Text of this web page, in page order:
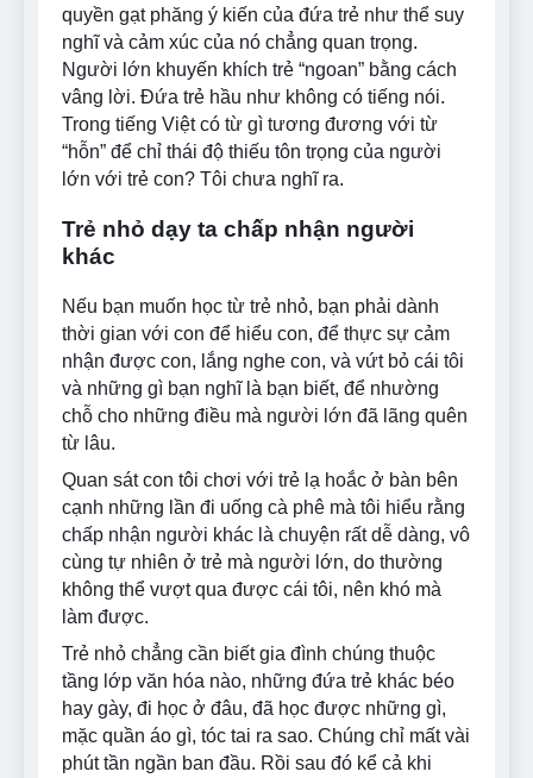
quyền gạt phăng ý kiến của đứa trẻ như thể suy
nghĩ và cảm xúc của nó chẳng quan trọng.
Người lớn khuyến khích trẻ “ngoan” bằng cách
vâng lời. Đứa trẻ hầu như không có tiếng nói.
Trong tiếng Việt có từ gì tương đương với từ
“hỗn” để chỉ thái độ thiếu tôn trọng của người
lớn với trẻ con? Tôi chưa nghĩ ra.
Trẻ nhỏ dạy ta chấp nhận người
khác
Nếu bạn muốn học từ trẻ nhỏ, bạn phải dành
thời gian với con để hiểu con, để thực sự cảm
nhận được con, lắng nghe con, và vứt bỏ cái tôi
và những gì bạn nghĩ là bạn biết, để nhường
chỗ cho những điều mà người lớn đã lãng quên
từ lâu.
Quan sát con tôi chơi với trẻ lạ hoắc ở bàn bên
cạnh những lần đi uống cà phê mà tôi hiểu rằng
chấp nhận người khác là chuyện rất dễ dàng, vô
cùng tự nhiên ở trẻ mà người lớn, do thường
không thể vượt qua được cái tôi, nên khó mà
làm được.
Trẻ nhỏ chẳng cần biết gia đình chúng thuộc
tầng lớp văn hóa nào, những đứa trẻ khác béo
hay gày, đi học ở đâu, đã học được những gì,
mặc quần áo gì, tóc tai ra sao. Chúng chỉ mất vài
phút tần ngần ban đầu. Rồi sau đó kể cả khi